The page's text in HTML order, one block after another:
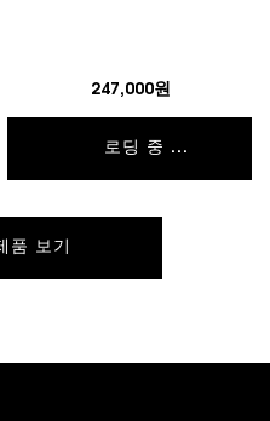
247,000원
로딩 중 ...
품 보기